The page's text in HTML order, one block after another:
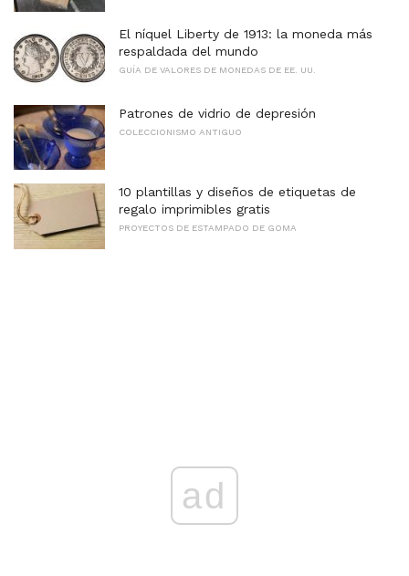
El níquel Liberty de 1913: la moneda más
respaldada del mundo
GUÍA DE VALORES DE MONEDAS DE EE. UU.
Patrones de vidrio de depresión
COLECCIONISMO ANTIGUO
10 plantillas y diseños de etiquetas de
regalo imprimibles gratis
PROYECTOS DE ESTAMPADO DE GOMA
ad